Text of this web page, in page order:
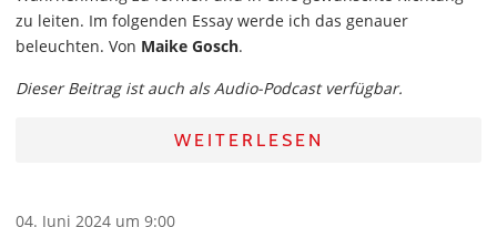
zu leiten. Im folgenden Essay werde ich das genauer
beleuchten. Von Maike Gosch.
Dieser Beitrag ist auch als Audio-Podcast verfügbar.
WEITERLESEN
04. Juni 2024 um 9:00